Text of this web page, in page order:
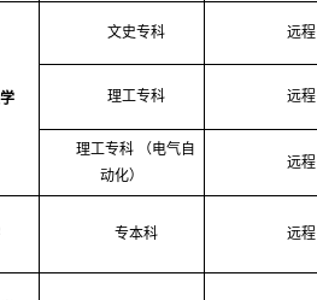
文史专科 远程
理工专科 远程
理工专科 （电气自
动化）
远程
专本科 远程